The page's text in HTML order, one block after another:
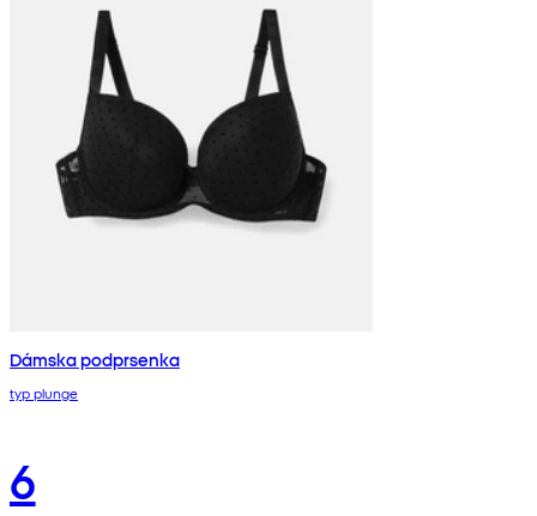
Dámska podprsenka
typ plunge
6